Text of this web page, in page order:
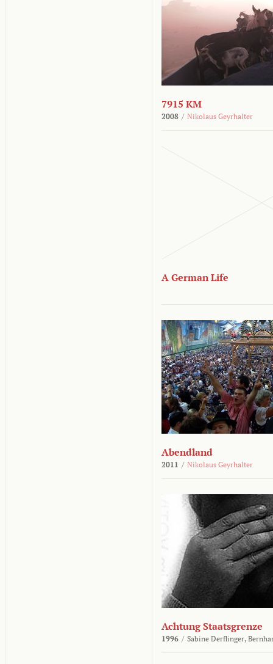
7915 KM
2008 / Nikolaus Geyrhalter
A German Life
Abendland
2011 / Nikolaus Geyrhalter
Achtung Staatsgrenze
1996 / Sabine Derflinger,